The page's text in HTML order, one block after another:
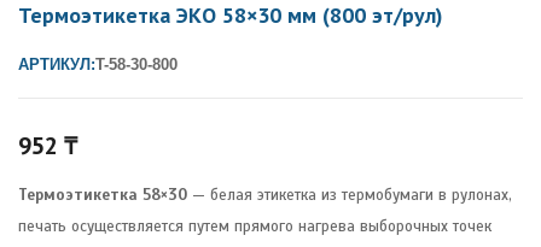
Термоэтикетка ЭКО 58×30 мм (800 эт/рул)
АРТИКУЛ:T-58-30-800
952 ₸
Термоэтикетка 58×30 — белая этикетка из термобумаги в рулонах,
печать осуществляется путем прямого нагрева выборочных точек